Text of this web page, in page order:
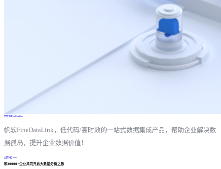
免费试用FineDataLink
帆软FineDataLink，低代码/高时效的一站式数据集成产品，帮助企业解决数
据孤岛，提升企业数据价值！
立即体验Demo
和30000+企业共同开启大数据分析之旅